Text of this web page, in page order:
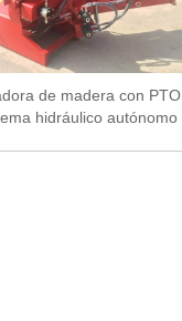
de madera con PTO
hidráulico autónomo